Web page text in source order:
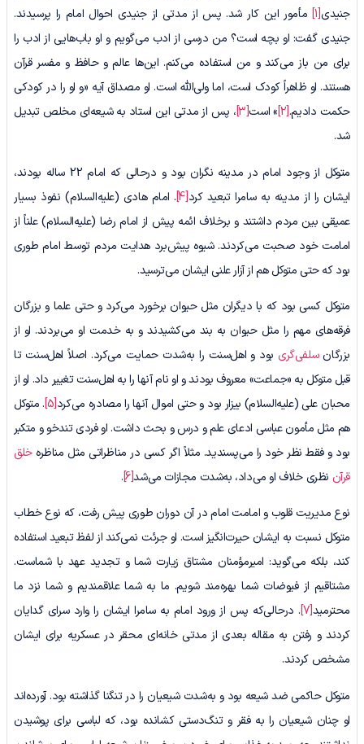
جنیدی[1]
مأمور این کار شد. پس از مدتی از جنیدی احوال امام را پرسیدند.
جنیدی گفت: او بچه است؟ من درسی از ادب می‌گویم و او باب‌هایی از ادب را
برای من باز می‌کند و من استفاده می‌کنم. این‌ها عالم و حافظ و مفسر قرآن
هستند. او ظاهراً کودک است، اما ولی‌الله است. او مصداق آیه «و او را در کودکی
حکمت دادیم.[2] » است[3]
، پس از مدتی این استاد به شیعه‌ای مخلص تبدیل
شد.
متوکل از وجود امام در مدینه نگران بود و درحالی که امام 22 ساله بودند،
ایشان را از مدینه به سامرا تبعید کرد[4] . امام هادی (علیه‌السلام) نفوذ بسیار
عمیقی بین مردم داشتند و برخلاف ائمه پیش از امام رضا (علیه‌السلام) علناً از
امامت خود صحبت می‌کردند. شیوه پیش‌برد هدایت مردم توسط امام طوری
بود که حتی متوکل هم از آزار علنی ایشان می‌ترسید.
متوکل کسی بود که با دیگران مثل حیوان برخورد می‌کرد و حتی علما و بزرگان
فرقه‌های مهم را مثل حیوان به بند می‌کشیدند و به خدمت او می‌بردند. او از
بزرگانسلفی‌گری بود و اهل‌سنت را به‌شدت حمایت می‌کرد. اصلاً اهل‌سنت تا
قبل متوکل به «جماعت» معروف بودند و او نام آنها را به اهل‌سنت تغییر داد. او از
محبان علی (علیه‌السلام) بیزار بود و حتی اموال آنها را مصادره می‌کرد[5] . متوکل
هم مثل مأمون عباسی ادعای علم و درس و بحث داشت. او فردی تندخو و متکبر
بود و فقط نظر خود را می‌پسندید. مثلاً اگر کسی در مناظراتی مثل مناظرهخلق
قرآن نظری خلاف او می‌داد، به‌شدت مجازات می‌شد[6]
.
نوع مدیریت قلوب و امامت امام در آن دوران طوری پیش رفت، که نوع خطاب
متوکل نسبت به ایشان حیرت‌انگیز است. او جرئت نمی‌کند از لفظ تبعید استفاده
کند، بلکه می‌گوید: امیرمؤمنان مشتاق زیارت شما و تجدید عهد با شماست.
مشتاقیم از فیوضات شما بهره‌مند شویم. ما به شما علاقمندیم و شما نزد ما
محترمید[7] . درحالی‌که پس از ورود امام به سامرا ایشان را وارد سرای گدایان
کردند و رفتن به مقاله بعدی از مدتی خانه‌ای محقر در عسکریه برای ایشان
مشخص کردند.
متوکل حاکمی ضد شیعه بود و به‌شدت شیعیان را در تنگنا گذاشته بود. آورده‌اند
او چنان شیعیان را به فقر و تنگ‌دستی کشانده بود، که لباسی برای پوشیدن